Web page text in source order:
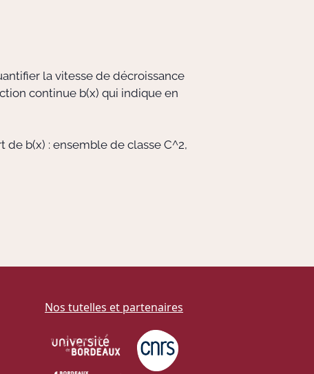
la vitesse de décroissance
continue b(x) qui indique en
b(x) : ensemble de classe C^2,
Nos tutelles et partenaires